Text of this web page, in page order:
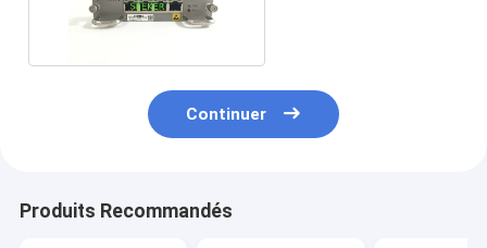
Continuer
Produits Recommandés